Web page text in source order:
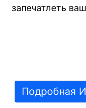
запечатлеть
Подробная